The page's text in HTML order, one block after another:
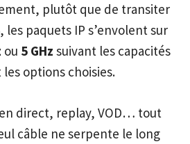
plutôt que de transiter
les paquets IP s’envolent sur
ou 5 GHz suivant les capacités
options choisies.
direct, replay, VOD… tout
câble ne serpente le long